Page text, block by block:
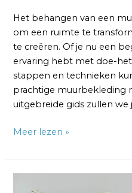
Het behangen van een
om een ruimte te
te creëren. Of je nu een
ervaring hebt met doe-
stappen en technieken
prachtige muurbekleding
uitgebreide gids zullen we
Meer lezen »